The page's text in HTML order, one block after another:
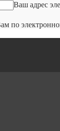
Ваш адрес
по